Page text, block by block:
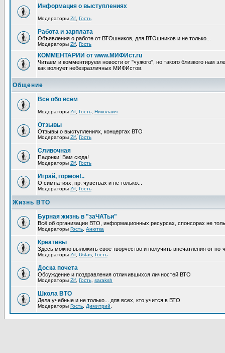
Информация о выступлениях
Модераторы Zif Гость
Работа и зарплата
Объявления о работе от ВТОшников, для ВТОшников и не только...
Модераторы Zif Гость
КОММЕНТАРИИ от www.МИФИст.ru
Читаем и комментируем новости от "чужого", но такого близкого нам
как волнует небезразличных МИФИстов.
Общение
Всё обо всём
Модераторы Zif Гость Николаич
Отзывы
Отзывы о выступлениях, концертах ВТО
Модераторы Zif Гость
Сливочная
Падонки! Вам сюда!
Модераторы Zif Гость
Играй, гормон!..
О симпатиях, пр. чувствах и не только...
Модераторы Zif Гость
Жизнь ВТО
Бурная жизнь в "заЧАТьи"
Всё об организации ВТО, информационных ресурсах, спонсорах не
Модераторы Гость Анютка
Креативы
Здесь можно выложить свое творчество и получить впечатления от по-
Модераторы Zif Ustas Гость
Доска почета
Обсуждение и поздравления отличившихся личностей ВТО
Модераторы Zif Гость saraksh
Школа ВТО
Дела учебные и не только... для всех, кто учится в ВТО
Модераторы Гость Димитрий